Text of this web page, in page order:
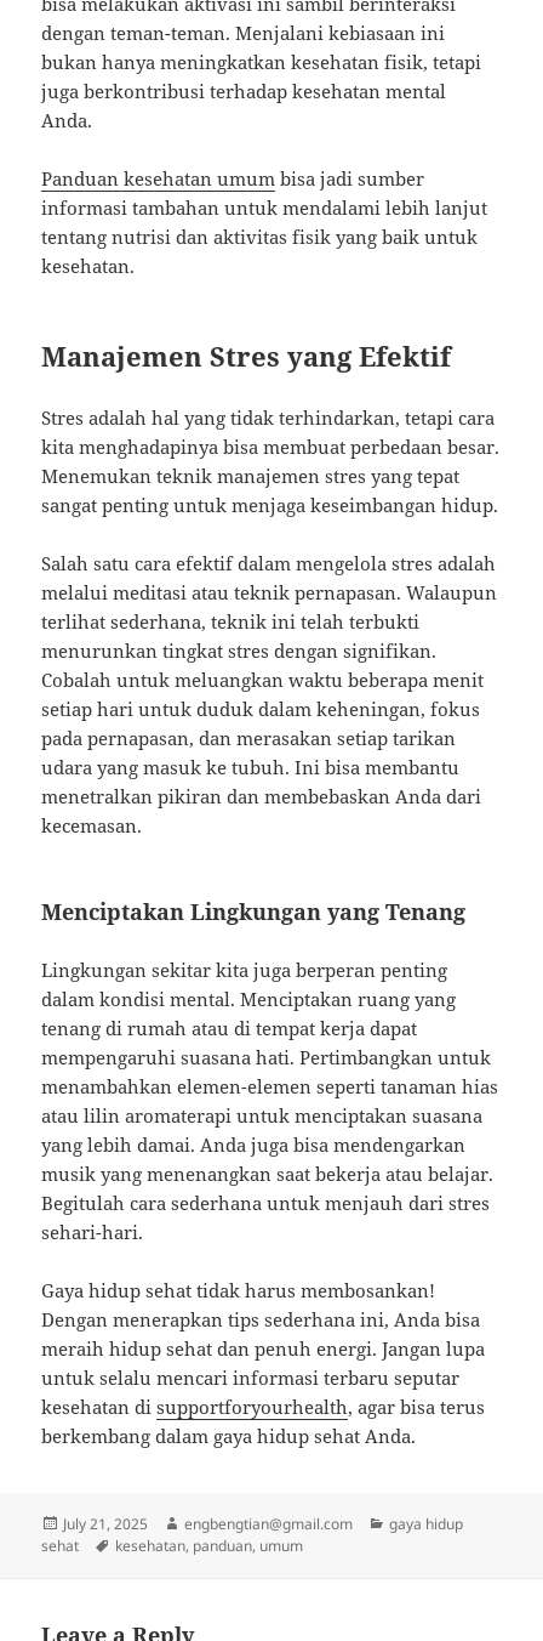
dengan teman-teman. Menjalani kebiasaan ini
bukan hanya meningkatkan kesehatan fisik, tetapi
juga berkontribusi terhadap kesehatan mental
Anda.
Panduan kesehatan umum bisa jadi sumber
informasi tambahan untuk mendalami lebih lanjut
tentang nutrisi dan aktivitas fisik yang baik untuk
kesehatan.
Manajemen Stres yang Efektif
Stres adalah hal yang tidak terhindarkan, tetapi cara
kita menghadapinya bisa membuat perbedaan besar.
Menemukan teknik manajemen stres yang tepat
sangat penting untuk menjaga keseimbangan hidup.
Salah satu cara efektif dalam mengelola stres adalah
melalui meditasi atau teknik pernapasan. Walaupun
terlihat sederhana, teknik ini telah terbukti
menurunkan tingkat stres dengan signifikan.
Cobalah untuk meluangkan waktu beberapa menit
setiap hari untuk duduk dalam keheningan, fokus
pada pernapasan, dan merasakan setiap tarikan
udara yang masuk ke tubuh. Ini bisa membantu
menetralkan pikiran dan membebaskan Anda dari
kecemasan.
Menciptakan Lingkungan yang Tenang
Lingkungan sekitar kita juga berperan penting
dalam kondisi mental. Menciptakan ruang yang
tenang di rumah atau di tempat kerja dapat
mempengaruhi suasana hati. Pertimbangkan untuk
menambahkan elemen-elemen seperti tanaman hias
atau lilin aromaterapi untuk menciptakan suasana
yang lebih damai. Anda juga bisa mendengarkan
musik yang menenangkan saat bekerja atau belajar.
Begitulah cara sederhana untuk menjauh dari stres
sehari-hari.
Gaya hidup sehat tidak harus membosankan!
Dengan menerapkan tips sederhana ini, Anda bisa
meraih hidup sehat dan penuh energi. Jangan lupa
untuk selalu mencari informasi terbaru seputar
kesehatan disupportforyourhealth, agar bisa terus
berkembang dalam gaya hidup sehat Anda.
Posted
on
July 21, 2025 Author
engbengtian@gmail.com Categories
gaya hidup
sehat
Tags
kesehatan, panduan, umum
Leave a Reply